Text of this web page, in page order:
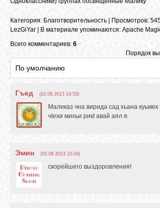
Категория: Благотворительность Просмотров:
LezGiYar
В материале упоминаются: Apache
Всего комментариев: 6
Порядок
Гъед (02.08.2013 14:53)
Маликаз чна вирида сад хьана
чIехи михьи рикI авай аял я.
Эмин (02.08.2013 15:04)
скорейшего выздоровления!